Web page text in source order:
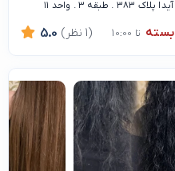
۳ . واحد ۱۱
بسته تا 10:00 5.0 (1 نظر)